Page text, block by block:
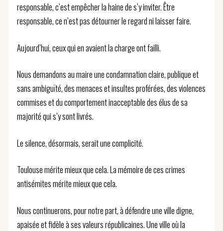
responsable, c’est empêcher la haine de s’y inviter. Être
responsable, ce n’est pas détourner le regard ni laisser faire.
Aujourd’hui, ceux qui en avaient la charge ont failli.
Nous demandons au maire une condamnation claire, publique et
sans ambiguïté, des menaces et insultes proférées, des violences
commises et du comportement inacceptable des élus de sa
majorité qui s’y sont livrés.
Le silence, désormais, serait une complicité.
Toulouse mérite mieux que cela. La mémoire de ces crimes
antisémites mérite mieux que cela.
Nous continuerons, pour notre part, à défendre une ville digne,
apaisée et fidèle à ses valeurs républicaines. Une ville où la